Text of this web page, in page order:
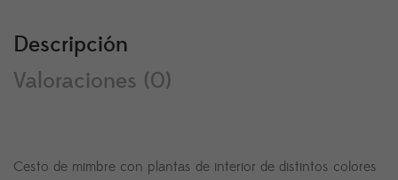
Descripción
Valoraciones (0)
Cesto de mimbre con plantas de interior de distintos colores